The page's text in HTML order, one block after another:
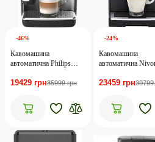
-46%
Кавомашина
автоматична Philips
EP2339/40
19429 грн35999 грн
-24%
Кавомашина
автоматична
690)
23459 грн30799